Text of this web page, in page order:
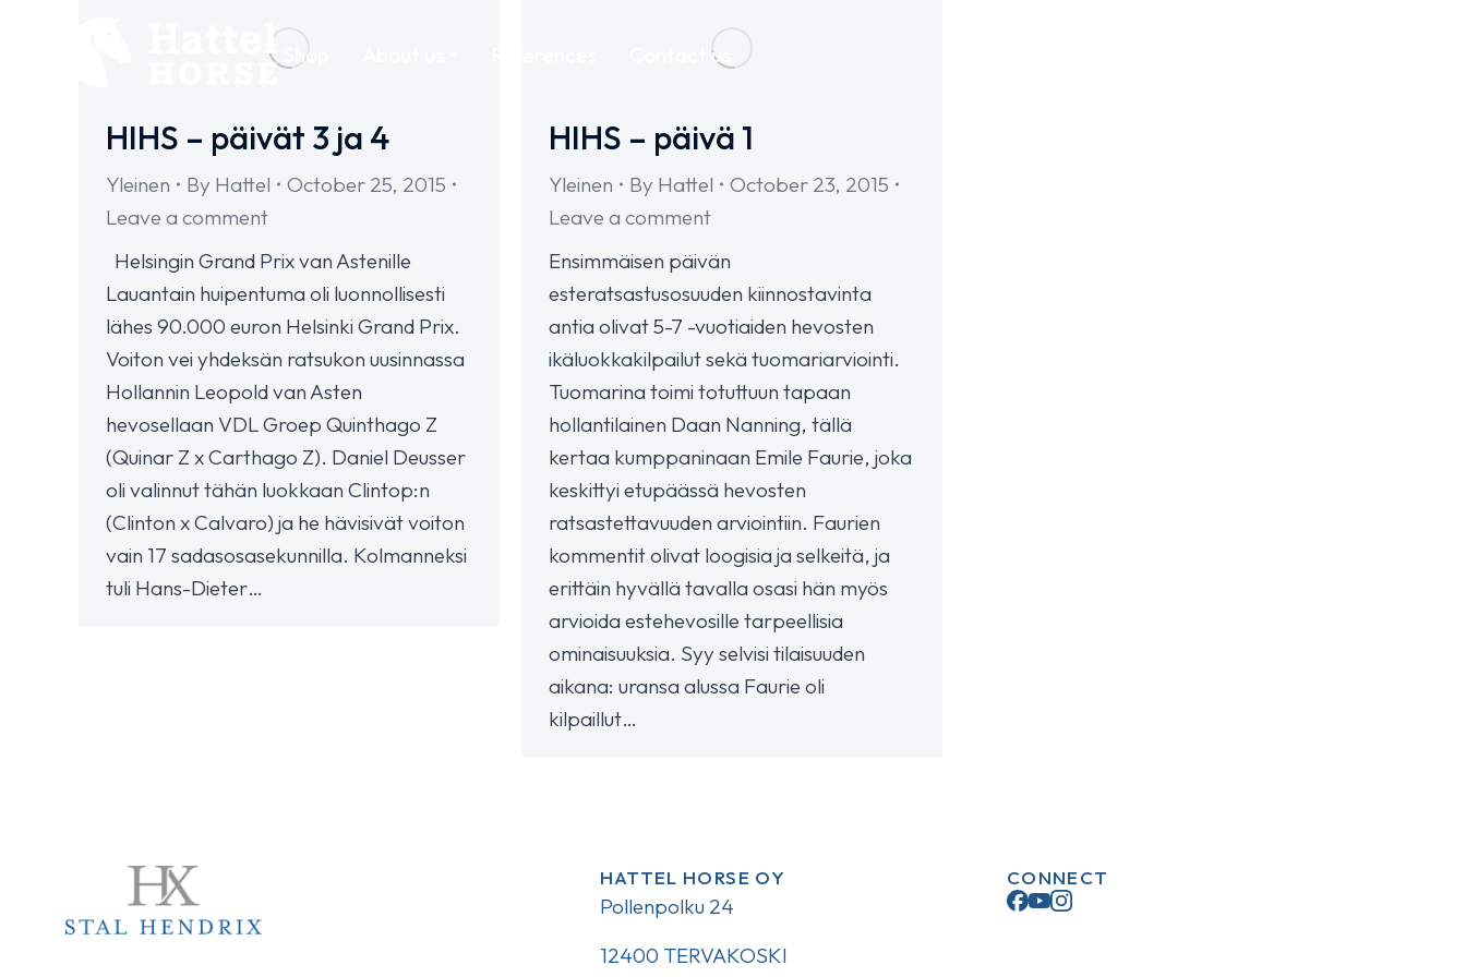
Shop Contact us
HIHS – päivät 3 ja 4
Yleinen By Hattel
October 25, 2015
Leave a comment
Helsingin Grand Prix van Astenille
Lauantain huipentuma oli luonnollisesti
lähes 90.000 euron Helsinki Grand Prix.
Voiton vei yhdeksän ratsukon uusinnassa
Hollannin Leopold van Asten
hevosellaan VDL Groep Quinthago Z
(Quinar Z x Carthago Z). Daniel Deusser
oli valinnut tähän luokkaan Clintop:n
(Clinton x Calvaro) ja he hävisivät voiton
vain 17 sadasosasekunnilla. Kolmanneksi
tuli Hans-Dieter…
HIHS – päivä 1
Yleinen By Hattel
October 23, 2015
Leave a comment
Ensimmäisen päivän
esteratsastusosuuden kiinnostavinta
antia olivat 5-7 -vuotiaiden hevosten
ikäluokkakilpailut sekä tuomariarviointi.
Tuomarina toimi totuttuun tapaan
hollantilainen Daan Nanning, tällä
kertaa kumppaninaan Emile Faurie, joka
keskittyi etupäässä hevosten
ratsastettavuuden arviointiin. Faurien
kommentit olivat loogisia ja selkeitä, ja
erittäin hyvällä tavalla osasi hän myös
arvioida estehevosille tarpeellisia
ominaisuuksia. Syy selvisi tilaisuuden
aikana: uransa alussa Faurie oli
kilpaillut…
HATTEL HORSE OY
Pollenpolku 24
12400 TERVAKOSKI
CONNECT